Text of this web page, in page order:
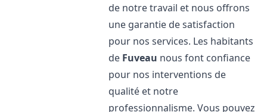
de notre travail et nous offrons
une garantie de satisfaction
pour nos services. Les habitants
de Fuveau nous font confiance
pour nos interventions de
qualité et notre
professionnalisme. Vous pouvez